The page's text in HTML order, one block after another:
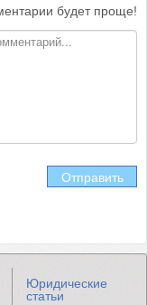
будет проще!
Отправить
Юридические
статьи